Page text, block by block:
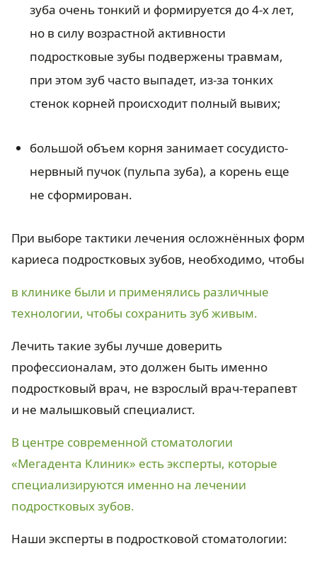
зуба очень тонкий и формируется до 4-х лет,
но в силу возрастной активности
подростковые зубы подвержены травмам,
при этом зуб часто выпадет, из-за тонких
стенок корней происходит полный вывих;
большой объем корня занимает сосудисто-
нервный пучок (пульпа зуба), а корень еще
не сформирован.
При выборе тактики лечения осложнённых форм
кариеса подростковых зубов, необходимо, чтобы
в клинике были и применялись различные
технологии, чтобы сохранить зуб живым.
Лечить такие зубы лучше доверить
профессионалам, это должен быть именно
подростковый врач, не взрослый врач-терапевт
и не малышковый специалист.
В центре современной стоматологии
«Мегадента Клиник» есть эксперты, которые
специализируются именно на лечении
подростковых зубов.
Наши эксперты в подростковой стоматологии: